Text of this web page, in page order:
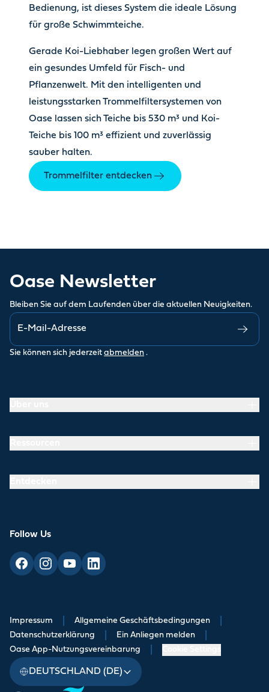
Bedienung, ist dieses System die ideale Lösung
für große Schwimmteiche.
Gerade Koi-Liebhaber legen großen Wert auf
ein gesundes Umfeld für Fisch- und
Pflanzenwelt. Mit den intelligenten und
leistungsstarken Trommelfiltersystemen von
Oase lassen sich Teiche bis 530 m³ und Koi-
Teiche bis 100 m³ effizient und zuverlässig
sauber halten.
Trommelfilter entdecken
Oase Newsletter
Bleiben Sie auf dem Laufenden über die aktuellen Neuigkeiten.
Sie können sich jederzeit abmelden .
Follow Us
Impressum Allgemeine Geschäftsbedingungen
Datenschutzerklärung Ein Anliegen melden
Oase App-Nutzungsvereinbarung
DEUTSCHLAND (DE)